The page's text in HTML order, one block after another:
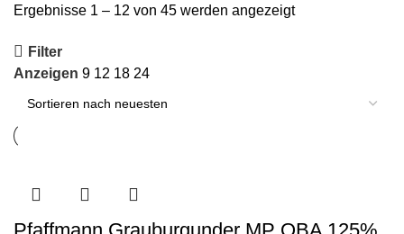
Ergebnisse 1 – 12 von 45 werden angezeigt
Filter
Anzeigen 9 12 18 24